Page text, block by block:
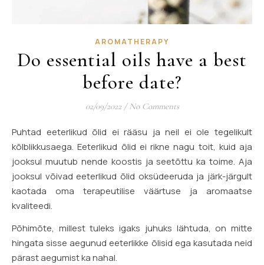
AROMATHERAPY
Do essential oils have a best
before date?
02/09/2022 / No Comments
Puhtad eeterlikud õlid ei rääsu ja neil ei ole tegelikult
kõlblikkusaega. Eeterlikud õlid ei rikne nagu toit, kuid aja
jooksul muutub nende koostis ja seetõttu ka toime. Aja
jooksul võivad eeterlikud õlid oksüdeeruda ja järk-järgult
kaotada oma terapeutilise väärtuse ja aromaatse
kvaliteedi.
Põhimõte, millest tuleks igaks juhuks lähtuda, on mitte
hingata sisse aegunud eeterlikke õlisid ega kasutada neid
pärast aegumist ka nahal.